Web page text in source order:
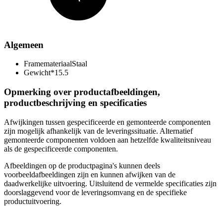
Algemeen
FramemateriaalStaal
Gewicht*15.5
Opmerking over productafbeeldingen,
productbeschrijving en specificaties
Afwijkingen tussen gespecificeerde en gemonteerde componenten
zijn mogelijk afhankelijk van de leveringssituatie. Alternatief
gemonteerde componenten voldoen aan hetzelfde kwaliteitsniveau
als de gespecificeerde componenten.
Afbeeldingen op de productpagina's kunnen deels
voorbeeldafbeeldingen zijn en kunnen afwijken van de
daadwerkelijke uitvoering. Uitsluitend de vermelde specificaties zijn
doorslaggevend voor de leveringsomvang en de specifieke
productuitvoering.